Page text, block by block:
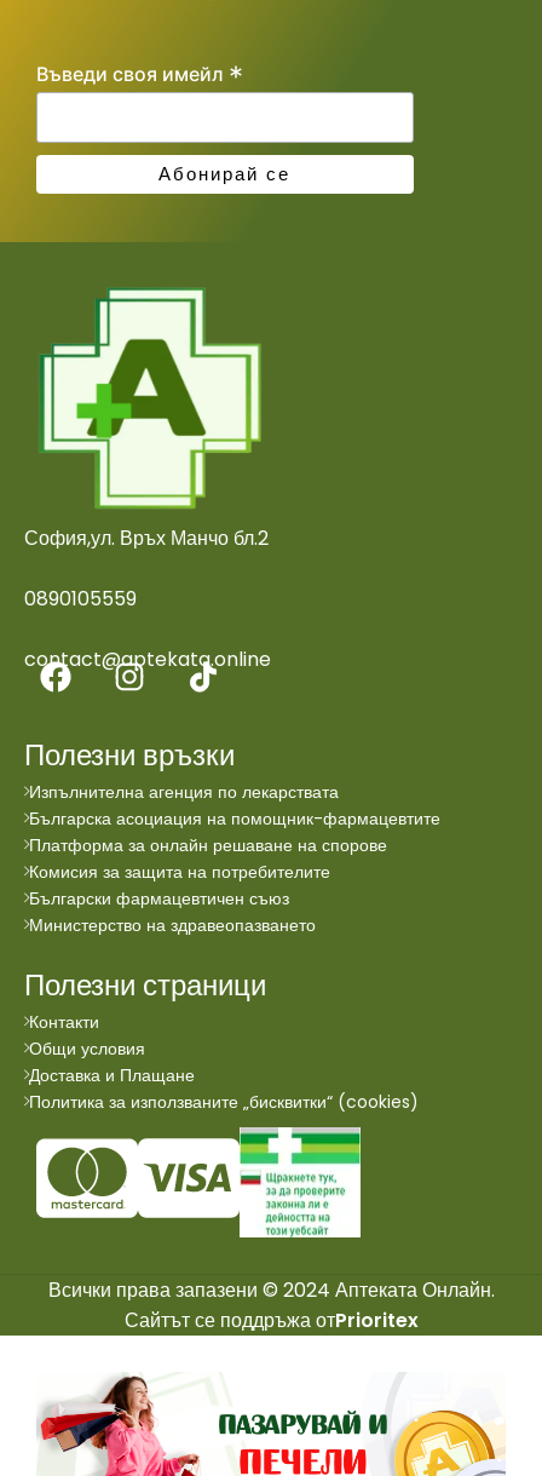
Въведи своя имейл *
София,ул. Връх Манчо бл.2
0890105559
contact@aptekata.online
Полезни връзки
Изпълнителна агенция по лекарствата
Българска асоциация на помощник-фармацевтите
Платформа за онлайн решаване на спорове
Комисия за защита на потребителите
Български фармацевтичен съюз
Министерство на здравеопазването
Полезни страници
Контакти
Общи условия
Доставка и Плащане
Политика за използваните „бисквитки“ (cookies)
Всички права запазени © 2024 Аптеката Онлайн.
Сайтът се поддръжа отPrioritex